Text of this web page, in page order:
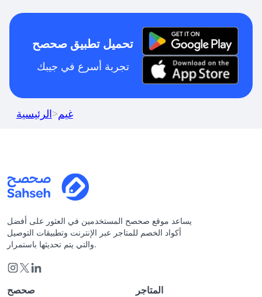
تحميل تطبيق صحصح
تجربة أسرع في جيبك
الرئيسية>غيم
يساعد موقع صحصح المستخدمين في العثور على أفضل
أكواد الخصم للمتاجر عبر الإنترنت وتطبيقات التوصيل
والتي يتم تحديثها باستمرار.
صحصح المتاجر